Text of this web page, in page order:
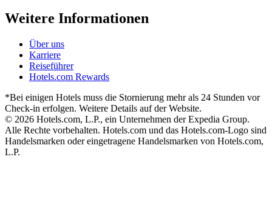
Weitere Informationen
Über uns
Karriere
Reiseführer
Hotels.com Rewards
*Bei einigen Hotels muss die Stornierung mehr als 24 Stunden vor
Check-in erfolgen. Weitere Details auf der Website.
© 2026 Hotels.com, L.P., ein Unternehmen der Expedia Group.
Alle Rechte vorbehalten. Hotels.com und das Hotels.com-Logo sind
Handelsmarken oder eingetragene Handelsmarken von Hotels.com,
L.P.